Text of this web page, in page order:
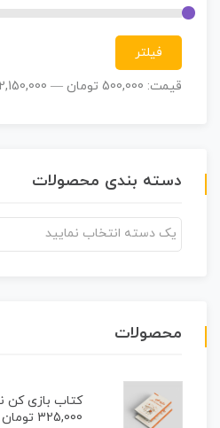
قیمت:500,000 تومان —2,150,000 تومان
دسته بندی محصولات
یک دسته انتخاب نمایید
محصولات
کتاب بازی کن
325,000 تومان